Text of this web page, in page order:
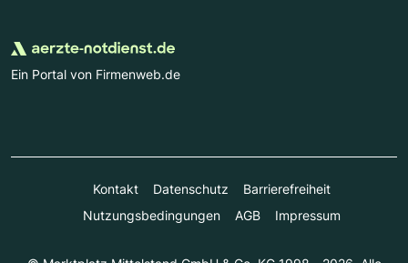
Ein Portal von Firmenweb.de
Kontakt Datenschutz
Barrierefreiheit
Nutzungsbedingungen
AGB Impressum